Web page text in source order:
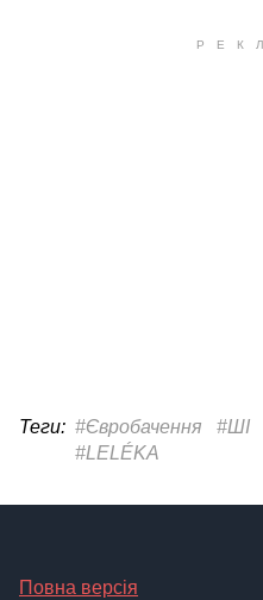
Теги: #Євробачення #ШІ
#LELÉKA
Повна версія